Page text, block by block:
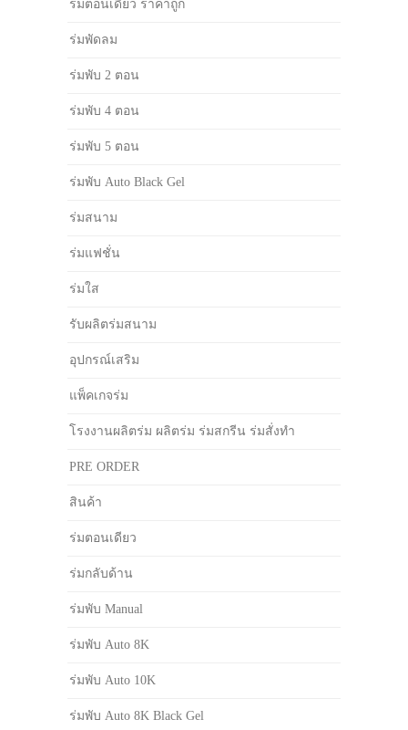
ร่มตอนเดียว ราคาถูก
ร่มพัดลม
ร่มพับ 2 ตอน
ร่มพับ 4 ตอน
ร่มพับ 5 ตอน
ร่มพับ Auto Black Gel
ร่มสนาม
ร่มแฟชั่น
ร่มใส
รับผลิตร่มสนาม
อุปกรณ์เสริม
แพ็คเกจร่ม
โรงงานผลิตร่ม ผลิตร่ม ร่มสกรีน ร่มสั่งทำ
PRE ORDER
สินค้า
ร่มตอนเดียว
ร่มกลับด้าน
ร่มพับ Manual
ร่มพับ Auto 8K
ร่มพับ Auto 10K
ร่มพับ Auto 8K Black Gel